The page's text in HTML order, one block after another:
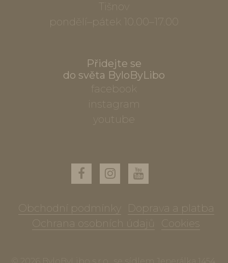
Tišnov
pondělí–pátek 10.00–17.00
Přidejte se
do světa ByloByLibo
facebook
instagram
youtube
Obchodní podmínky
Doprava a platba
Ochrana osobních údajů
Cookies